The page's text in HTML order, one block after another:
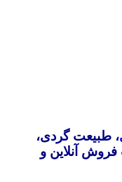
، طبیعت گردی،
فروش آنلاین و